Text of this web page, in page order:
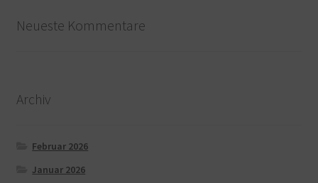
Neueste Kommentare
Archiv
Februar 2026
Januar 2026